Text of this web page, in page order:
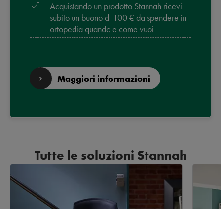
Acquistando un prodotto Stannah ricevi
subito un buono di 100 € da spendere in
ortopedia quando e come vuoi
Maggiori informazioni
Tutte le soluzioni Stannah